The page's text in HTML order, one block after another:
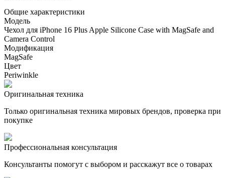
Общие характеристики
Модель
Чехол для iPhone 16 Plus Apple Silicone Case with MagSafe and
Camera Control
Модификация
MagSafe
Цвет
Periwinkle
Оригинальная техника
Только оригинальная техника мировых брендов, проверка при
покупке
Профессиональная консультация
Консультанты помогут с выбором и расскажут все о товарах